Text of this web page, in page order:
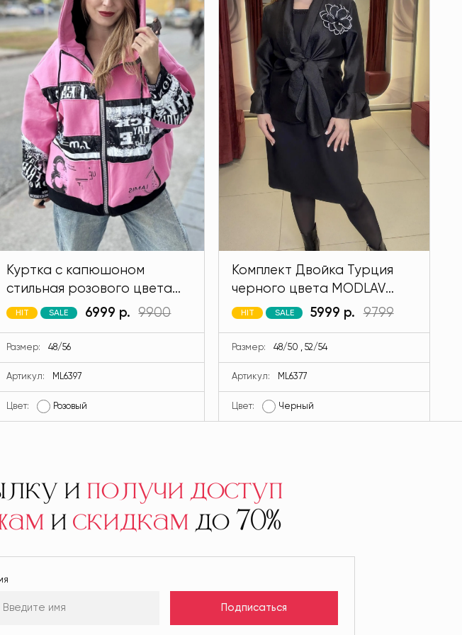
Куртка с капюшоном
стильная розового цвета
MODLAV ML6397-26
HIT SALE 6999 р. 9900
Размер: 48/56
Артикул: ML6397
Цвет: Розовый
Комплект Двойка Турция
черного цвета MODLAV
ML6377-13
HIT SALE 5999 р. 9799
Размер: 48/50 , 52/54
Артикул: ML6377
Цвет: Черный
иполучи доступ
искидкамдо 70%
Подписаться